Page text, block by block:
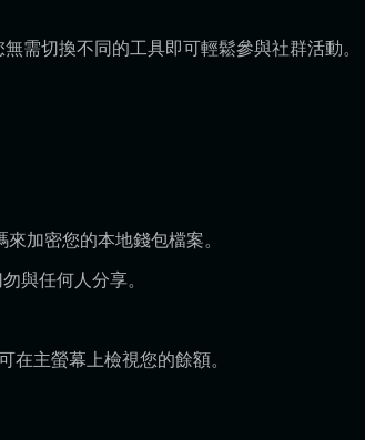
需切換不同的工具即可輕鬆參與社群活動。
加密您的本地錢包檔案。
與任何人分享。
主螢幕上檢視您的餘額。